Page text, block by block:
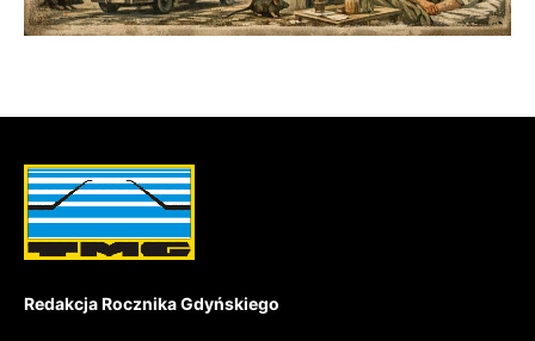
Redakcja Rocznika Gdyńskiego